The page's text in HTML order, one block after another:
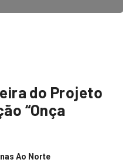
do Projeto
“Onça
Ao Norte